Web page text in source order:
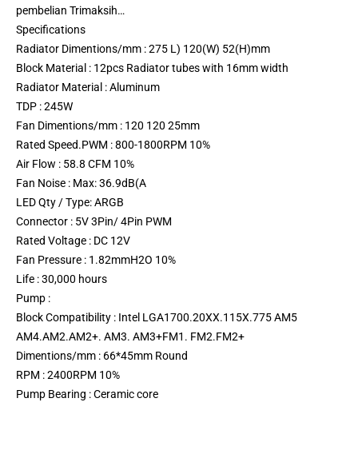
pembelian Trimaksih…
Specifications
Radiator Dimentions/mm : 275 L) 120(W) 52(H)mm
Block Material : 12pcs Radiator tubes with 16mm width
Radiator Material : Aluminum
TDP : 245W
Fan Dimentions/mm : 120 120 25mm
Rated Speed.PWM : 800-1800RPM 10%
Air Flow : 58.8 CFM 10%
Fan Noise : Max: 36.9dB(A
LED Qty / Type: ARGB
Connector : 5V 3Pin/ 4Pin PWM
Rated Voltage : DC 12V
Fan Pressure : 1.82mmH2O 10%
Life : 30,000 hours
Pump :
Block Compatibility : Intel LGA1700.20XX.115X.775 AM5
AM4.AM2.AM2+. AM3. AM3+FM1. FM2.FM2+
Dimentions/mm : 66*45mm Round
RPM : 2400RPM 10%
Pump Bearing : Ceramic core